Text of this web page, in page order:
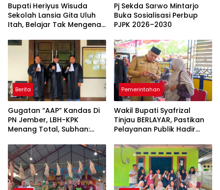
Bupati Heriyus Wisuda
Sekolah Lansia Gita Uluh
Itah, Belajar Tak Mengenal
Pj Sekda Sarwo Mintarjo
Buka Sosialisasi Perbup
PJPK 2026–2030
Berita
Gugatan “AAP” Kandas Di
PN Jember, LBH-KPK
Menang Total, Subhan:
Pemerintahan
Wakil Bupati Syafrizal
Tinjau BERLAYAR, Pastikan
Pelayanan Publik Hadir